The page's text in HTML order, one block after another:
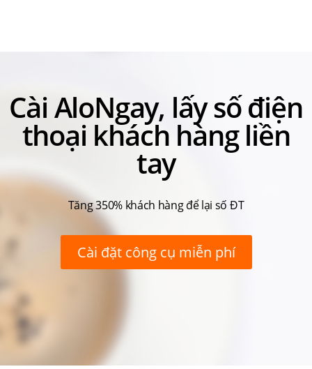
Cài AloNgay, lấy số điện
thoại khách hàng liền
tay
Tăng 350% khách hàng để lại số ĐT
Cài đặt công cụ miễn phí